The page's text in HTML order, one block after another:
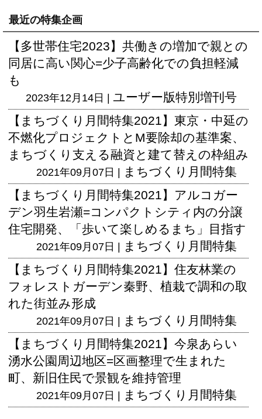
最近の特集企画
【多世帯住宅2023】共働きの増加で親との
同居に高い関心=少子高齢化での負担軽減
も
2023年12月14日 | ユーザー版特別増刊号
【まちづくり月間特集2021】東京・中延の
不燃化プロジェクトとM要除却の基準案、
まちづくり支える融資と建て替えの枠組み
2021年09月07日 |
まちづくり月間特集
【まちづくり月間特集2021】アルコガー
デン羽生岩瀬=コンパクトシティ内の分譲
住宅開発、「歩いて楽しめるまち」目指す
2021年09月07日 |
まちづくり月間特集
【まちづくり月間特集2021】住友林業の
フォレストガーデン秦野、植栽で調和の取
れた街並み形成
2021年09月07日 |
まちづくり月間特集
【まちづくり月間特集2021】今泉あらい
湧水公園周辺地区=区画整理で生まれた
町、新旧住民で景観を維持管理
2021年09月07日 | まちづくり月間特集